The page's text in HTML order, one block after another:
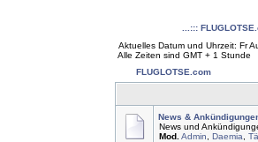
...:::
Aktuelles Datum und Uhrzeit: Fr
Alle Zeiten sind GMT + 1 Stunde
FLUGLOTSE.com
News &
News und
Mod. Admin Daemia